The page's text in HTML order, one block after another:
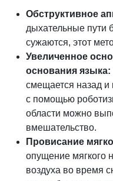
Обструктивное
дыхательные пути
сужаются, этот
Увеличенное
основания языка:
смещается назад и
с помощью
области можно
вмешательство.
Провисание
опущение мягкого
воздуха во время